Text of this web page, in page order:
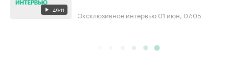
49:11 Эксклюзивное интервью 01 июн, 07:05